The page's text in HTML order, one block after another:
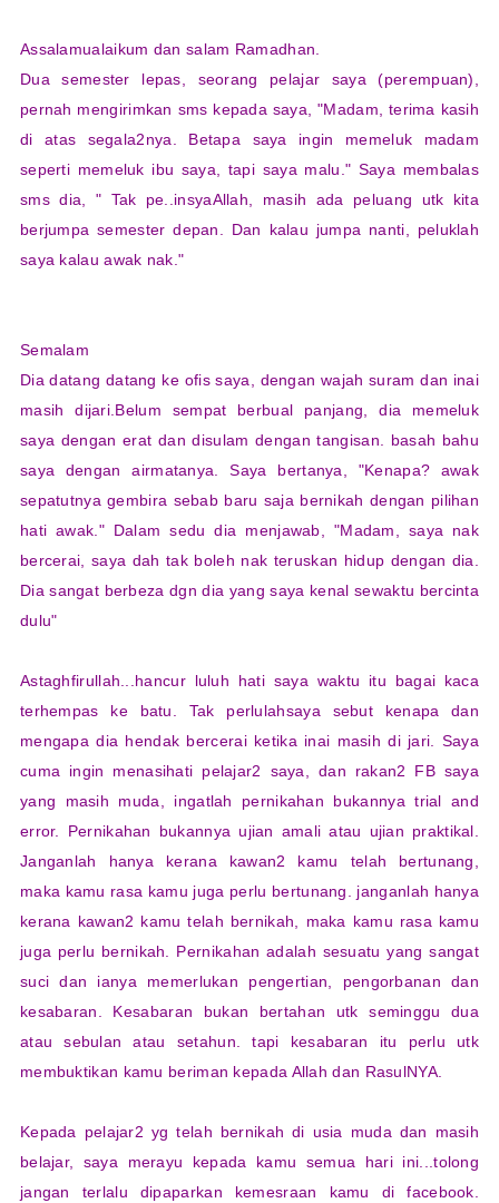
Assalamualaikum dan salam Ramadhan.
Dua semester lepas, seorang pelajar saya (perempuan),
pernah mengirimkan sms kepada saya, "Madam, terima kasih
di atas segala2nya. Betapa saya ingin memeluk madam
seperti memeluk ibu saya, tapi saya malu." Saya membalas
sms dia, " Tak pe..insyaAllah, masih ada peluang utk kita
berjumpa semester depan. Dan kalau jumpa nanti, peluklah
saya kalau awak nak."
Semalam
Dia datang datang ke ofis saya, dengan wajah suram dan inai
masih dijari.Belum sempat berbual panjang, dia memeluk
saya dengan erat dan disulam dengan tangisan. basah bahu
saya dengan airmatanya. Saya bertanya, "Kenapa? awak
sepatutnya gembira sebab baru saja bernikah dengan pilihan
hati awak." Dalam sedu dia menjawab, "Madam, saya nak
bercerai, saya dah tak boleh nak teruskan hidup dengan dia.
Dia sangat berbeza dgn dia yang saya kenal sewaktu bercinta
dulu"
Astaghfirullah...hancur luluh hati saya waktu itu bagai kaca
terhempas ke batu. Tak perlulahsaya sebut kenapa dan
mengapa dia hendak bercerai ketika inai masih di jari. Saya
cuma ingin menasihati pelajar2 saya, dan rakan2 FB saya
yang masih muda, ingatlah pernikahan bukannya trial and
error. Pernikahan bukannya ujian amali atau ujian praktikal.
Janganlah hanya kerana kawan2 kamu telah bertunang,
maka kamu rasa kamu juga perlu bertunang. janganlah hanya
kerana kawan2 kamu telah bernikah, maka kamu rasa kamu
juga perlu bernikah. Pernikahan adalah sesuatu yang sangat
suci dan ianya memerlukan pengertian, pengorbanan dan
kesabaran. Kesabaran bukan bertahan utk seminggu dua
atau sebulan atau setahun. tapi kesabaran itu perlu utk
membuktikan kamu beriman kepada Allah dan RasulNYA.
Kepada pelajar2 yg telah bernikah di usia muda dan masih
belajar, saya merayu kepada kamu semua hari ini...tolong
jangan terlalu dipaparkan kemesraan kamu di facebook.